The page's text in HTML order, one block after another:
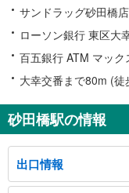
サンドラッグ砂田橋
ローソン銀行 東区大
百五銀行 ATM マッ
大幸交番まで80m (徒
砂田橋駅の情報
出口情報
１出口